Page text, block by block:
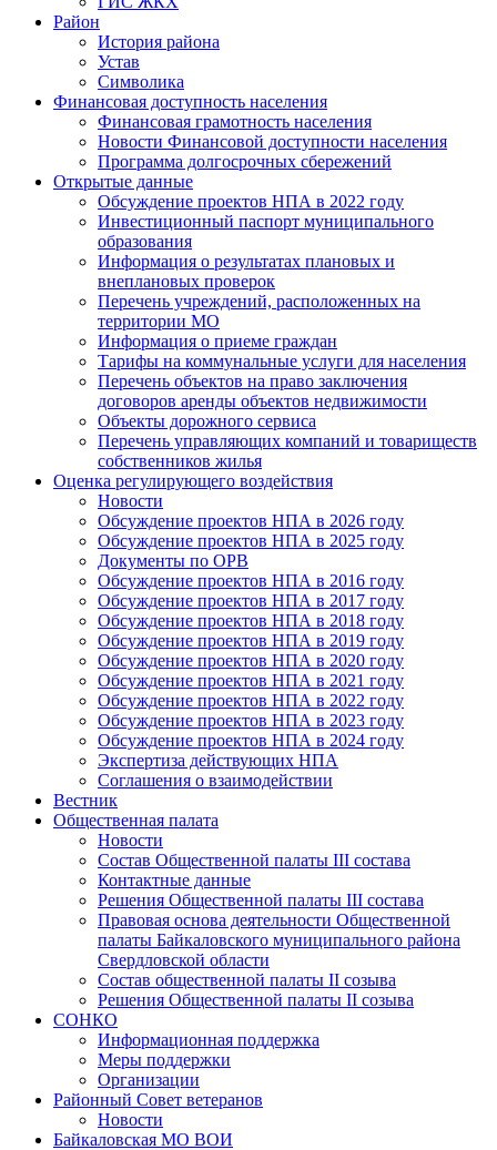
Район
История района
Устав
Символика
Финансовая доступность населения
Финансовая грамотность населения
Новости Финансовой доступности населения
Программа долгосрочных сбережений
Открытые данные
Обсуждение проектов НПА в 2022 году
Инвестиционный паспорт муниципального
образования
Информация о результатах плановых и
внеплановых проверок
Перечень учреждений, расположенных на
территории МО
Информация о приеме граждан
Тарифы на коммунальные услуги для населения
Перечень объектов на право заключения
договоров аренды объектов недвижимости
Объекты дорожного сервиса
Перечень управляющих компаний и товариществ
собственников жилья
Оценка регулирующего воздействия
Новости
Обсуждение проектов НПА в 2026 году
Обсуждение проектов НПА в 2025 году
Документы по ОРВ
Обсуждение проектов НПА в 2016 году
Обсуждение проектов НПА в 2017 году
Обсуждение проектов НПА в 2018 году
Обсуждение проектов НПА в 2019 году
Обсуждение проектов НПА в 2020 году
Обсуждение проектов НПА в 2021 году
Обсуждение проектов НПА в 2022 году
Обсуждение проектов НПА в 2023 году
Обсуждение проектов НПА в 2024 году
Экспертиза действующих НПА
Соглашения о взаимодействии
Вестник
Общественная палата
Новости
Состав Общественной палаты III состава
Контактные данные
Решения Общественной палаты III состава
Правовая основа деятельности Общественной
палаты Байкаловского муниципального района
Свердловской области
Состав общественной палаты II созыва
Решения Общественной палаты II созыва
СОНКО
Информационная поддержка
Меры поддержки
Организации
Районный Совет ветеранов
Новости
Байкаловская МО ВОИ